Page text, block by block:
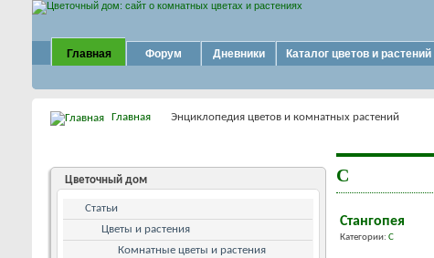
Главная Форум Дневники Каталог цветов и растений
Главная Энциклопедия цветов и комнатных растений
С
Стангопея
Категории: С
Цветочный дом
Статьи
Цветы и растения
Комнатные цветы и растения